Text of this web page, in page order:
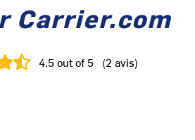
Carrier.com
4.5out of 5 (2 avis)